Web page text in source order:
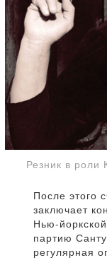
Резник в роли
После этого
заключает
Нью-
партию
регулярная